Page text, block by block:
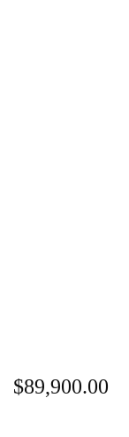
$89,900.00